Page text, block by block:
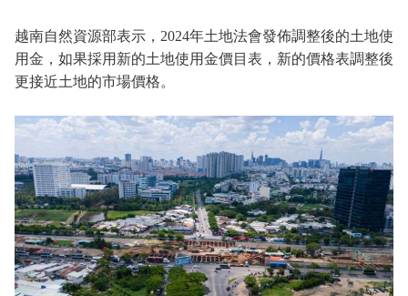
越南自然資源部表示，2024年土地法會發佈調整後的土地使
用金，如果採用新的土地使用金價目表，新的價格表調整後
更接近土地的市場價格。